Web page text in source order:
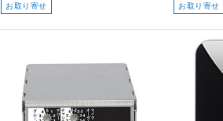
お取り寄せ お取り寄せ